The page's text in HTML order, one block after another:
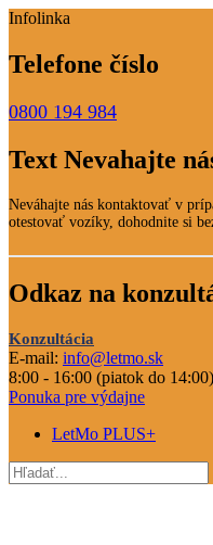
Infolinka
Telefone číslo
0800 194 984
Text Nevahajte
Neváhajte nás kontaktovať v
otestovať vozíky, dohodnite si
Odkaz na
Konzultácia
E-mail: info@letmo.sk
8:00 - 16:00 (piatok do 14:00)
Ponuka pre výdajne
LetMo PLUS+